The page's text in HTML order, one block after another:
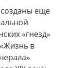
еще
«гнезд»
в